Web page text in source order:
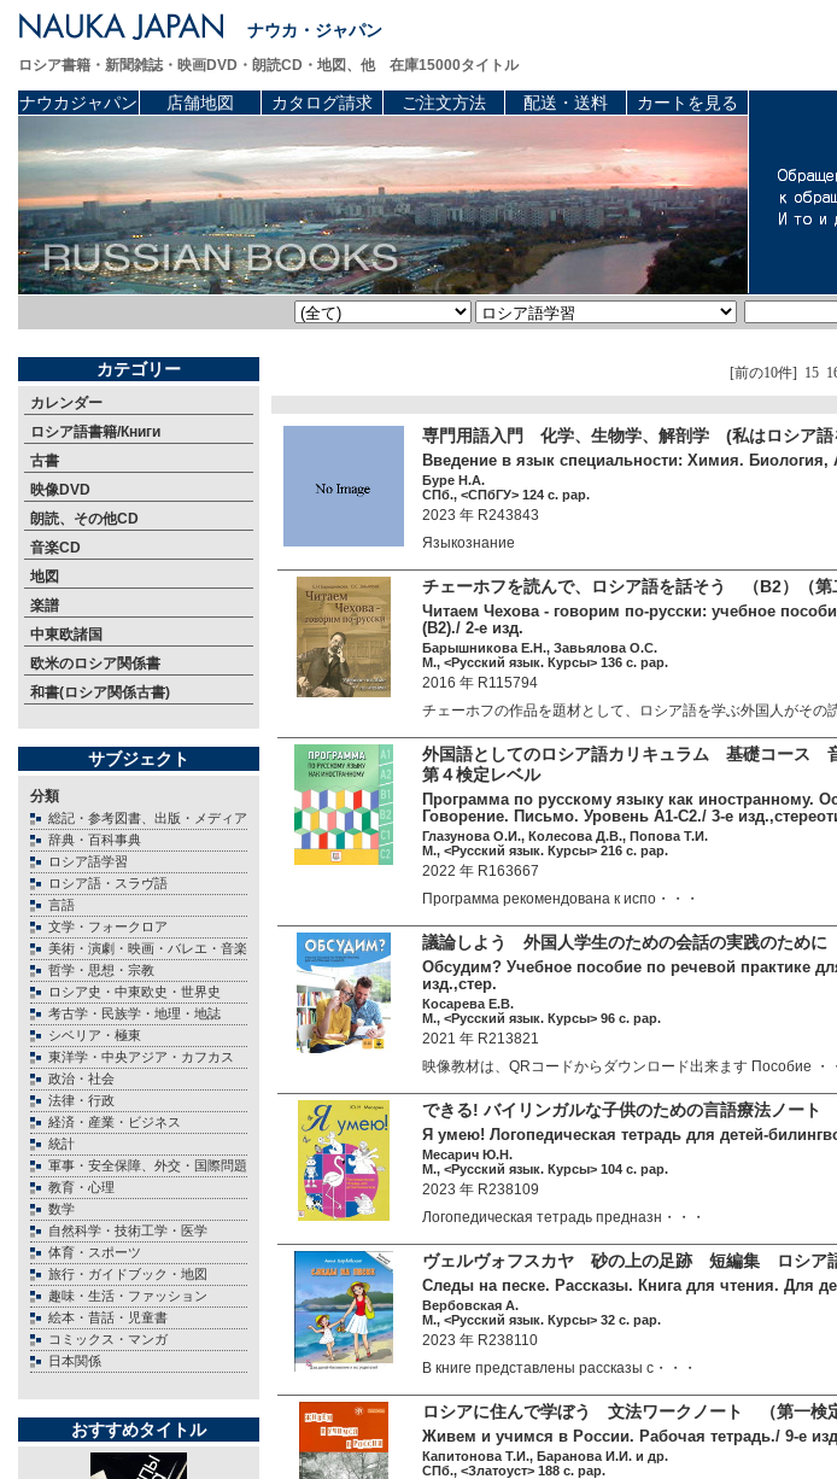
ナウカ・ジャパン
ロシア書籍・新聞雑誌・映画DVD・朗読CD・地図、他 在庫15000タイトル
ナウカジャパン 店舗地図 カタログ請求 ご注文方法 配送・送料 カートを見る
カテゴリー
カレンダー
ロシア語書籍/Книги
古書
映像DVD
朗読、その他CD
音楽CD
地図
楽譜
中東欧諸国
欧米のロシア関係書
和書(ロシア関係古書)
サブジェクト
分類
総記・参考図書、出版・メディア
辞典・百科事典
ロシア語学習
ロシア語・スラヴ語
言語
文学・フォークロア
美術・演劇・映画・バレエ・音楽
哲学・思想・宗教
ロシア史・中東欧史・世界史
考古学・民族学・地理・地誌
シベリア・極東
東洋学・中央アジア・カフカス
政治・社会
法律・行政
経済・産業・ビジネス
統計
軍事・安全保障、外交・国際問題
教育・心理
数学
自然科学・技術工学・医学
体育・スポーツ
旅行・ガイドブック・地図
趣味・生活・ファッション
絵本・昔話・児童書
コミックス・マンガ
日本関係
おすすめタイトル
[前の10件] 15
専門用語入門 化学、生物学、解剖学 (私はロシア語
Введение в язык специальности: Химия.
Буре Н.А.
СПб., <СПбГУ> 124 c. pap.
2023 年 R243843
Языкознание
チェーホフを読んで、ロシア語を話そう （B2）（第
Читаем Чехова - говорим по-русски: учебное
(B2)./ 2-е изд.
Барышникова Е.Н., Завьялова О.С.
М., <Русский язык. Курсы> 136 c. pap.
2016 年 R115794
チェーホフの作品を題材として、ロシア語を学ぶ外国人がその
外国語としてのロシア語カリキュラム 基礎コース
第４検定レベル
Программа по русскому языку как иностранному.
Говорение. Письмо. Уровень A1-C2./ 3-е
Глазунова О.И., Колесова Д.В., Попова Т.И.
М., <Русский язык. Курсы> 216 c. pap.
2022 年 R163667
Программа рекомендована к испо・・・
議論しよう 外国人学生のための会話の実践のため
Обсудим? Учебное пособие по речевой практике
изд.,стер.
Косарева Е.В.
М., <Русский язык. Курсы> 96 c. pap.
2021 年 R213821
映像教材は、QRコードからダウンロード出来ます Пособие ・
できる! バイリンガルな子供のための言語療法ノート
Я умею! Логопедическая тетрадь для детей-
Месарич Ю.Н.
М., <Русский язык. Курсы> 104 c. pap.
2023 年 R238109
Логопедическая тетрадь предназн・・・
ヴェルヴォフスカヤ 砂の上の足跡 短編集 ロシア
Следы на песке. Рассказы. Книга для чтения. Для
Вербовская А.
М., <Русский язык. Курсы> 32 c. pap.
2023 年 R238110
В книге представлены рассказы с・・・
ロシアに住んで学ぼう 文法ワークノート （第一検
Живем и учимся в России. Рабочая тетрадь./ 9-е
Капитонова Т.И., Баранова И.И. и др.
СПб., <Златоуст> 188 c. pap.